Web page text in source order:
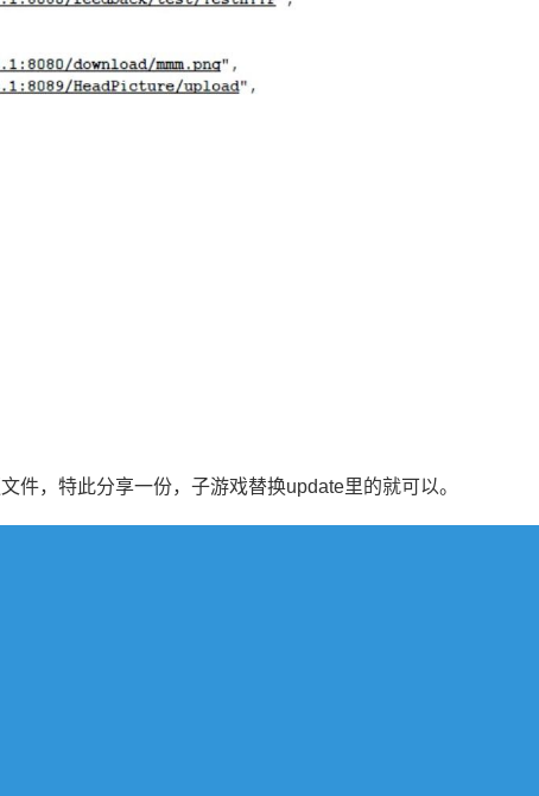
件，特此分享一份，子游戏替换update里的就可以。